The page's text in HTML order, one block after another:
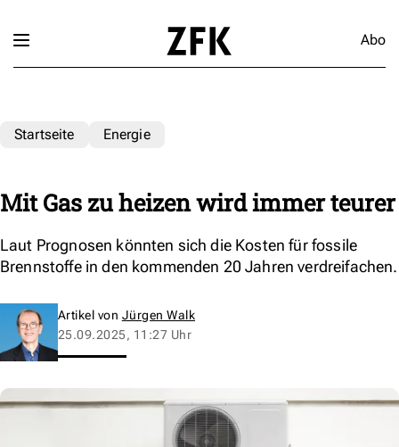
Abo
Startseite Energie
Mit Gas zu heizen wird immer teurer
Laut Prognosen könnten sich die Kosten für fossile
Brennstoffe in den kommenden 20 Jahren verdreifachen.
Artikel von Jürgen Walk
25.09.2025, 11:27 Uhr